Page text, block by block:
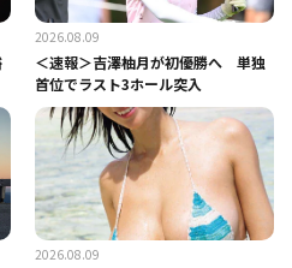
2026.08.09
＜速報＞吉澤柚月が初優勝へ 単独
首位でラスト3ホール突入
2026.08.09